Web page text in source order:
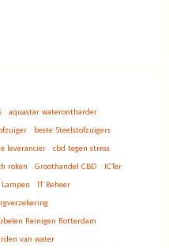
aquastar waterontharder
beste Steelstofzuigers
leverancier
cbd tegen stress
roken Groothandel CBD
ICTer
IT Beheer
Reinigen Rotterdam
van water